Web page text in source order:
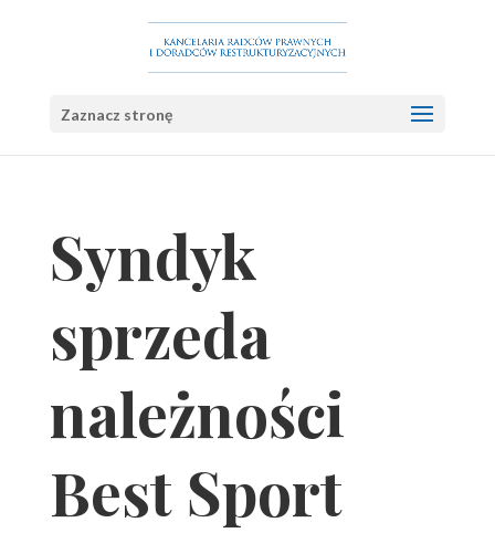
Zaznacz stronę
Syndyk
sprzeda
należności
Best Sport